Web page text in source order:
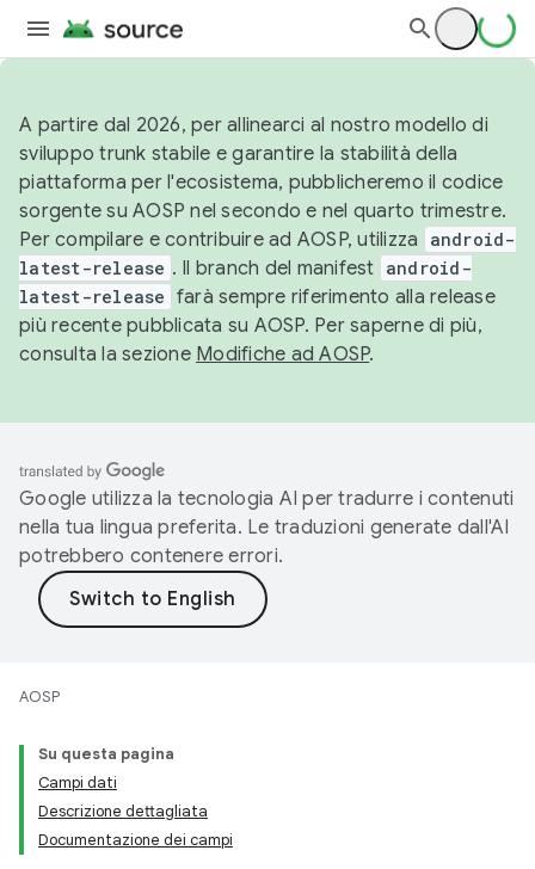
A partire dal 2026, per allinearci al nostro modello di
sviluppo trunk stabile e garantire la stabilità della
piattaforma per l'ecosistema, pubblicheremo il codice
sorgente su AOSP nel secondo e nel quarto trimestre.
Per compilare e contribuire ad AOSP, utilizza
android-
latest-release . Il branch del manifest android-
latest-release farà sempre riferimento alla release
più recente pubblicata su AOSP. Per saperne di più,
consulta la sezione Modifiche ad AOSP.
Google utilizza la tecnologia AI per tradurre i contenuti
nella tua lingua preferita. Le traduzioni generate dall'AI
potrebbero contenere errori.
AOSP
Su questa pagina
Campi dati
Descrizione dettagliata
Documentazione dei campi